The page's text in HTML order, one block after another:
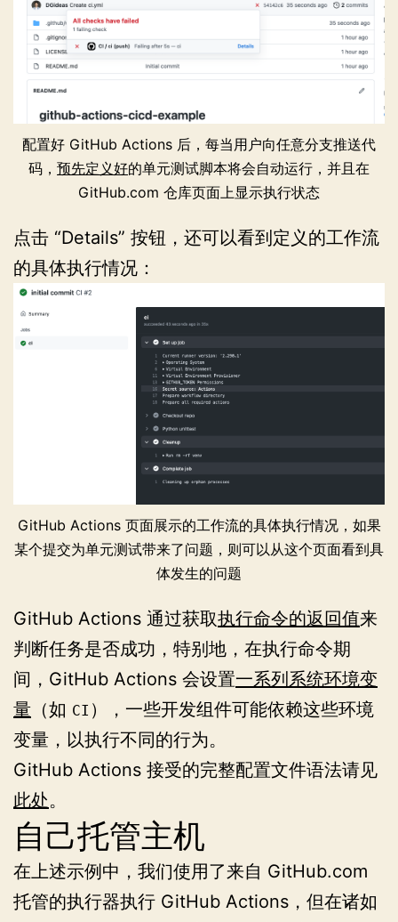
配置好 GitHub Actions 后，每当用户向任意分支推送代
码， 预先定义好的单元测试脚本将会自动运行，并且在
GitHub.com 仓库页面上显示执行状态
点击 “Details” 按钮，还可以看到定义的工作流
的具体执行情况：
GitHub Actions 页面展示的工作流的具体执行情况，如果
某个提交为单元测试带来了问题，则可以从这个页面看到具
体发生的问题
GitHub Actions 通过获取执行命令的返回值来
判断任务是否成功，特别地，在执行命令期
间，GitHub Actions 会设置一系列系统环境变
量 （如 CI ），一些开发组件可能依赖这些环境
变量，以执行不同的行为。
GitHub Actions 接受的完整配置文件语法请见
此处。
自己托管主机
在上述示例中，我们使用了来自 GitHub.com
托管的执行器执行 GitHub Actions，但在诸如